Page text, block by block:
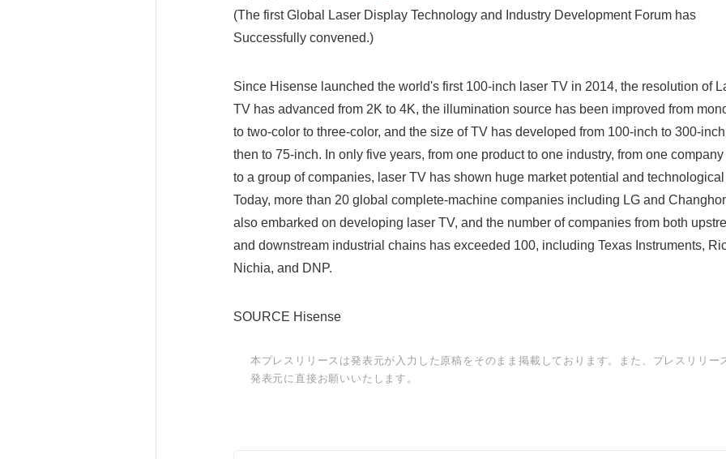
(The first Global Laser Display Technology and Industry Development Forum has
Successfully convened.)
Since Hisense launched the world's first 100-inch laser TV in 2014, the resolution of
TV has advanced from 2K to 4K, the illumination source has been improved from
to two-color to three-color, and the size of TV has developed from 100-inch to 300-
then to 75-inch. In only five years, from one product to one industry, from one company
to a group of companies, laser TV has shown huge market potential and
Today, more than 20 global complete-machine companies including LG and
also embarked on developing laser TV, and the number of companies from both
and downstream industrial chains has exceeded 100, including Texas Instruments,
Nichia, and DNP.
SOURCE Hisense
本プレスリリースは発表元が入力した原稿をそのまま掲載しております。また、プレスリリー
発表元に直接お願いいたします。